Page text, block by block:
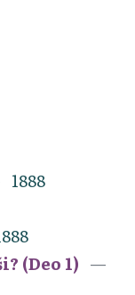
1888
(Deo 1)